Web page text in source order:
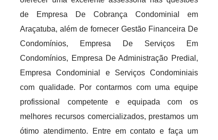
de Empresa De Cobrança Condominial em
Araçatuba, além de fornecer Gestão Financeira De
Condomínios, Empresa De Serviços Em
Condomínios, Empresa De Administração Predial,
Empresa Condominial e Serviços Condominiais
com qualidade. Por contarmos com uma equipe
profissional competente e equipada com os
melhores recursos comercializados, prestamos um
ótimo atendimento. Entre em contato e faça um